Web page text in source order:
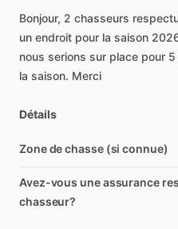
Bonjour, 2 chasseurs
un endroit pour la saison
nous serions sur place pour 5
la saison. Merci
Détails
Zone de chasse (si connue)
Avez-vous une assurance
chasseur?